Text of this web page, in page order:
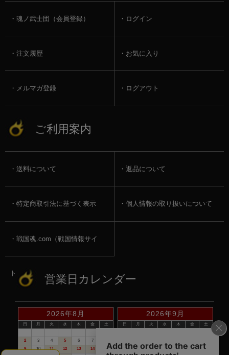
魂ノ武士団（会員登録） ログイン
注文履歴 お気に入り
メルマガ登録 ログアウト
ご利用案内
送料について 返品について
特定商取引法に基づく表示 個人情報の取り扱いについて
戦国魂.com（戦国情報サイ
ト） 営業日カレンダー
2026年8月
日 月 火 水 木 金
土
2
3 4 5 6 7
9
10 11 12 13 14
15
2026年9月
日 月 火 水 木 金
土
13
14 15 16 17 18
19